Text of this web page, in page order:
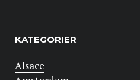
KATEGORIER
Alsace